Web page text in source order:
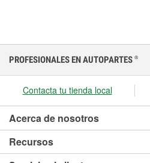
PROFESIONALES EN AUTOPARTES ®
Contacta tu tienda local
Acerca de nosotros
Recursos